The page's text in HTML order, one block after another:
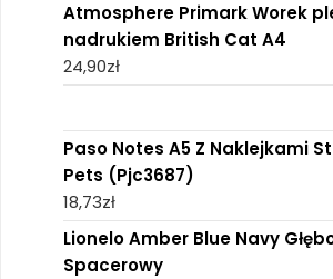
Atmosphere Primark Worek
nadrukiem British Cat A4
24,90zł
Paso Notes A5 Z Naklejkami
Pets (Pjc3687)
18,73zł
Lionelo Amber Blue Navy
Spacerowy